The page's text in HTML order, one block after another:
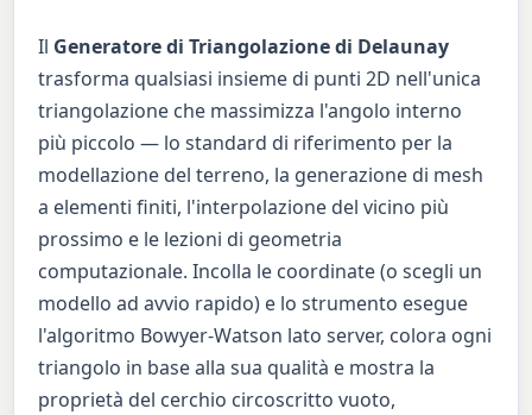
Il Generatore di Triangolazione di Delaunay
trasforma qualsiasi insieme di punti 2D nell'unica
triangolazione che massimizza l'angolo interno
più piccolo — lo standard di riferimento per la
modellazione del terreno, la generazione di mesh
a elementi finiti, l'interpolazione del vicino più
prossimo e le lezioni di geometria
computazionale. Incolla le coordinate (o scegli un
modello ad avvio rapido) e lo strumento esegue
l'algoritmo Bowyer-Watson lato server, colora ogni
triangolo in base alla sua qualità e mostra la
proprietà del cerchio circoscritto vuoto,